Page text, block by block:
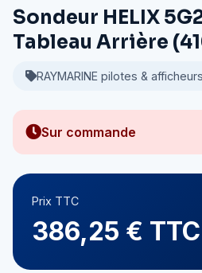
Sondeur HELIX
Tableau Arrière
RAYMARINE pilotes & afficheurs
Sur commande
Prix TTC
386,25 € TTC